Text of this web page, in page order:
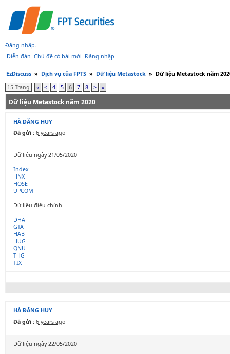
Đăng nhập.
Diễn đàn Chủ đề có bài mới Đăng nhập
EzDiscuss » Dịch vụ của FPTS » Dữ liệu Metastock » Dữ liệu Metastock năm
15 Trang
« < 4 5 6 7 8 > »
Dữ liệu Metastock năm 2020
HÀ ĐĂNG HUY
Đã gửi : 6 years ago
Dữ liệu ngày 21/05/2020
Index
HNX
HOSE
UPCOM
Dữ liệu điều chỉnh
DHA
GTA
HAB
HUG
QNU
THG
TIX
HÀ ĐĂNG HUY
Đã gửi : 6 years ago
Dữ liệu ngày 22/05/2020